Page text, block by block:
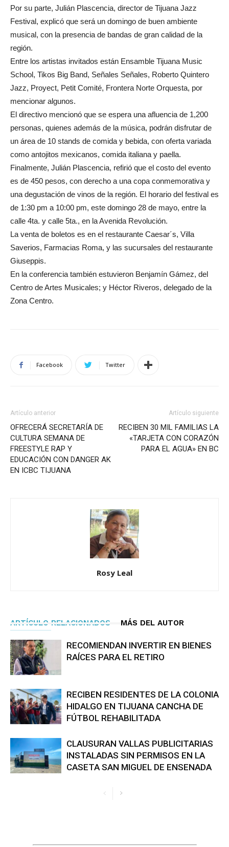
Por su parte, Julián Plascencia, director de Tijuana Jazz
Festival, explicó que será un domingo de buen ambiente
musical, con la presencia de bandas de gran calidad de la
región.
Entre los artistas invitados están Ensamble Tijuana Music
School, Tikos Big Band, Señales Señales, Roberto Quintero
Jazz, Proyect, Petit Comité, Frontera Norte Orquesta, por
mencionar algunos.
El directivo mencionó que se espera una afluencia de 1,200
personas, quienes además de la música, podrán disfrutar de
un área de 10 stands de comida y bebida, con oferta variada
como antojitos mexicanos, comida italiana y paella.
Finalmente, Julián Plascencia, refirió que el costo del evento
es de 450 pesos, con derecho a una copa conmemorativa y
una degustación de vinos de la región. El horario del festival es
de 1:30 pm a 10:00 pm, este domingo 28 de mayo, entre la
calle 4ta. y calle 5ta., en la Avenida Revolución.
La venta de boletos es en el restaurante Caesar´s, Villa
Saverios, Farmacias Roma, y las sucursales del restaurante
Giuseppis.
En la conferencia también estuvieron Benjamín Gámez, del
Centro de Artes Musicales; y Héctor Riveros, delegado de la
Zona Centro.
Facebook Twitter
Artículo anterior
OFRECERÁ SECRETARÍA DE
CULTURA SEMANA DE
FREESTYLE RAP Y
EDUCACIÓN CON DANGER AK
EN ICBC TIJUANA
Artículo siguiente
RECIBEN 30 MIL FAMILIAS LA
«TARJETA CON CORAZÓN
PARA EL AGUA» EN BC
Rosy Leal
ARTÍCULO RELACIONADOS MÁS DEL AUTOR
RECOMIENDAN INVERTIR EN BIENES
RAÍCES PARA EL RETIRO
RECIBEN RESIDENTES DE LA COLONIA
HIDALGO EN TIJUANA CANCHA DE
FÚTBOL REHABILITADA
CLAUSURAN VALLAS PUBLICITARIAS
INSTALADAS SIN PERMISOS EN LA
CASETA SAN MIGUEL DE ENSENADA